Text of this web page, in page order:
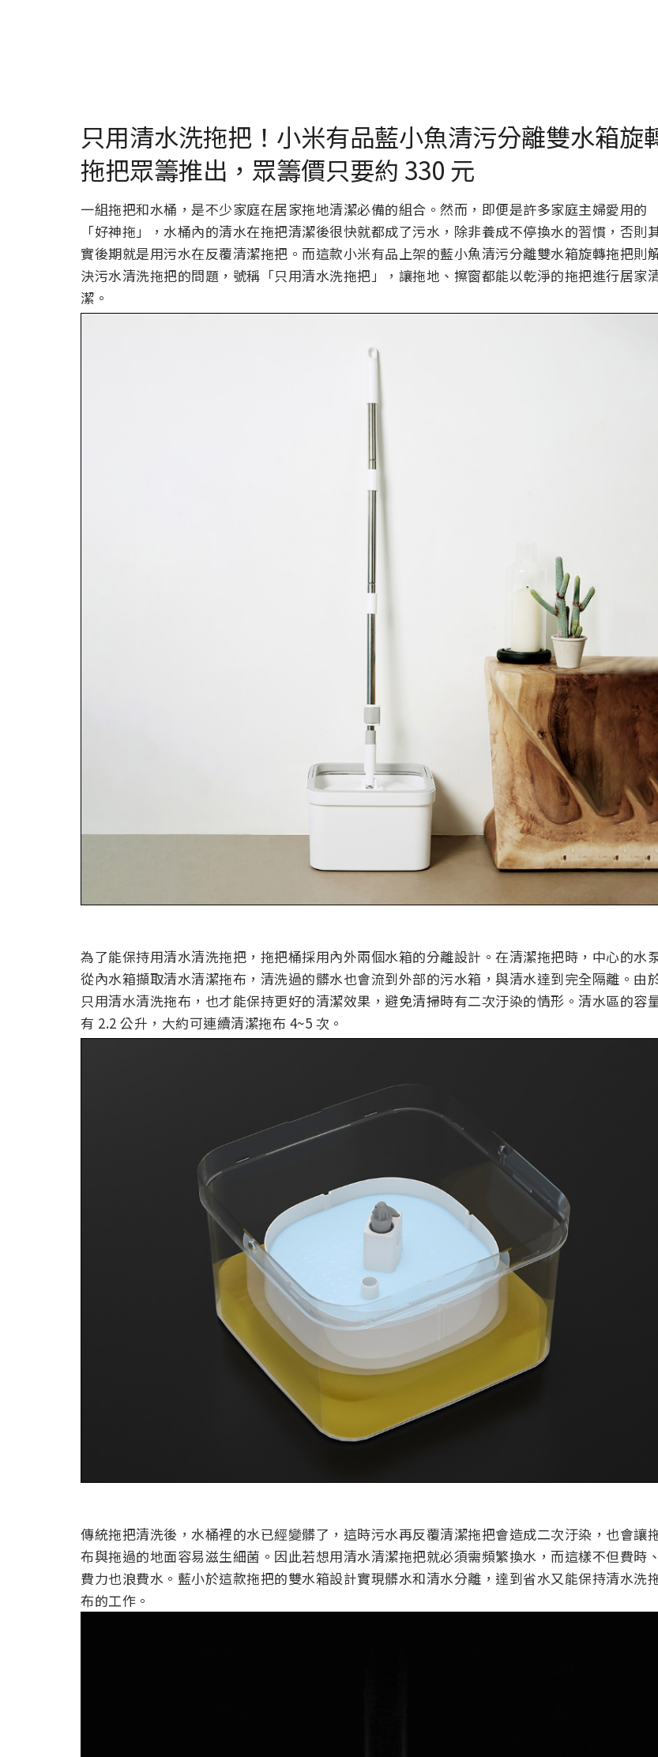
只用清水洗拖把！小米有品藍小魚清污分離雙水箱旋
拖把眾籌推出，眾籌價只要約 330 元
一組拖把和水桶，是不少家庭在居家拖地清潔必備的組合。然而，即便是許多家庭主婦愛用的
「好神拖」，水桶內的清水在拖把清潔後很快就都成了污水，除非養成不停換水的習慣，否則
實後期就是用污水在反覆清潔拖把。而這款小米有品上架的藍小魚清污分離雙水箱旋轉拖把則
決污水清洗拖把的問題，號稱「只用清水洗拖把」，讓拖地、擦窗都能以乾淨的拖把進行居家
潔。
為了能保持用清水清洗拖把，拖把桶採用內外兩個水箱的分離設計。在清潔拖把時，中心的水
從內水箱擷取清水清潔拖布，清洗過的髒水也會流到外部的污水箱，與清水達到完全隔離。由
只用清水清洗拖布，也才能保持更好的清潔效果，避免清掃時有二次汙染的情形。清水區的容
有 2.2 公升，大約可連續清潔拖布 4~5 次。
傳統拖把清洗後，水桶裡的水已經變髒了，這時污水再反覆清潔拖把會造成二次汙染，也會讓
布與拖過的地面容易滋生細菌。因此若想用清水清潔拖把就必須需頻繁換水，而這樣不但費時、
費力也浪費水。藍小於這款拖把的雙水箱設計實現髒水和清水分離，達到省水又能保持清水洗
布的工作。